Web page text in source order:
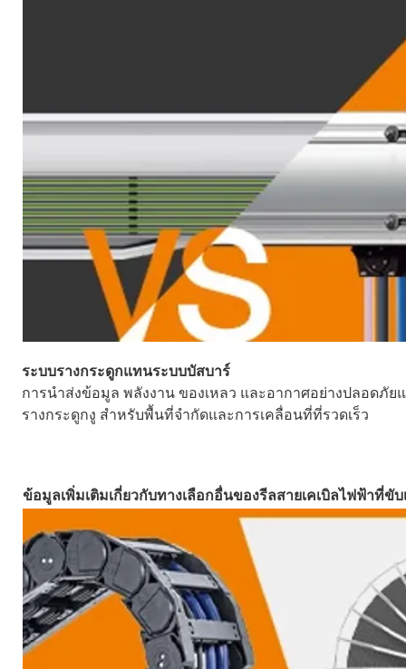
ระบบรางกระดูกแทนระบบบัสบาร์
การนำส่งข้อมูล พลังงาน ของเหลว และอากาศอย่างปลอดภัย
รางกระดูกงู สำหรับพื้นที่จำกัดและการเคลื่อนที่ที่รวดเร็ว
ข้อมูลเพิ่มเติมเกี่ยวกับทางเลือกอื่นของรีลสายเคเบิลไฟฟ้าที่ขั